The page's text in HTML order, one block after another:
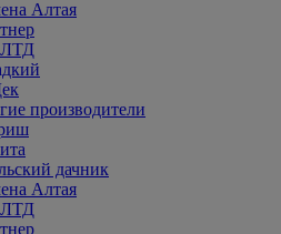
Алтая
производители
дачник
Алтая